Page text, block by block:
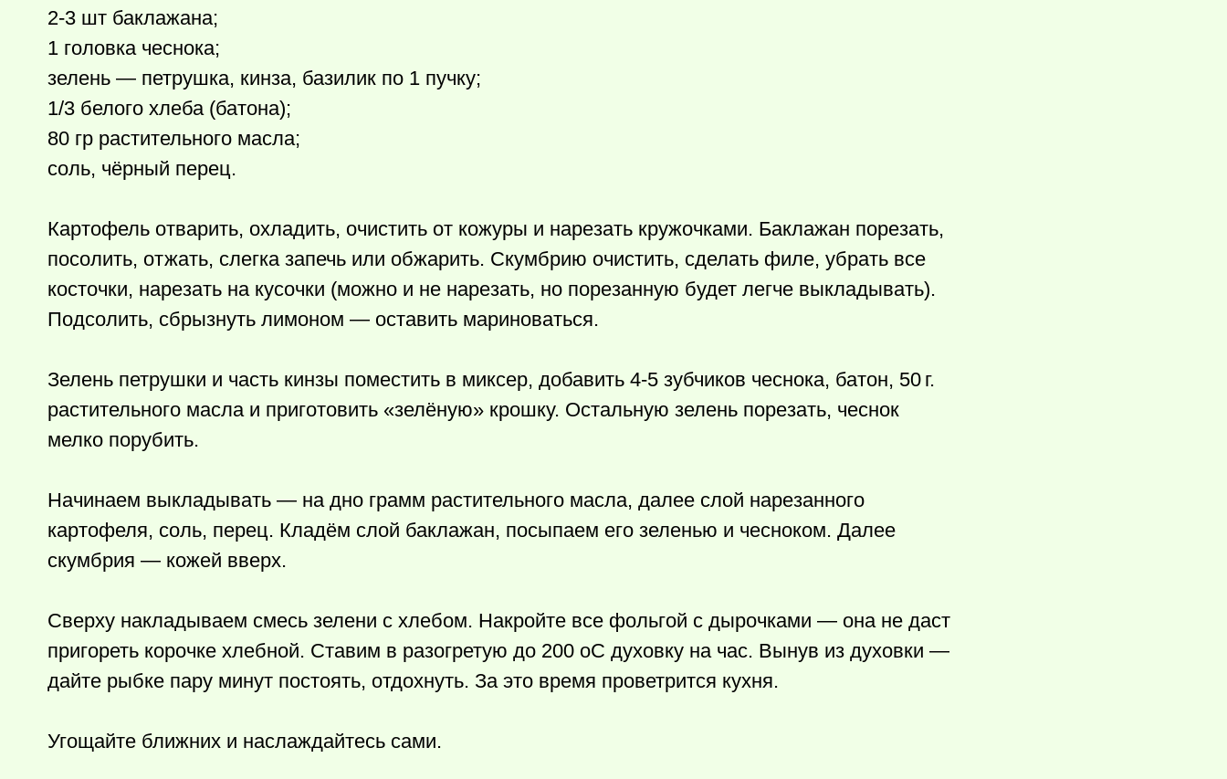
2-3 шт баклажана;
1 головка чеснока;
зелень — петрушка, кинза, базилик по 1 пучку;
1/3 белого хлеба (батона);
80 гр растительного масла;
соль, чёрный перец.
Картофель отварить, охладить, очистить от кожуры и нарезать кружочками. Баклажан порезать,
посолить, отжать, слегка запечь или обжарить. Скумбрию очистить, сделать филе, убрать все
косточки, нарезать на кусочки (можно и не нарезать, но порезанную будет легче выкладывать).
Подсолить, сбрызнуть лимоном — оставить мариноваться.
Зелень петрушки и часть кинзы поместить в миксер, добавить 4-5 зубчиков чеснока, батон, 50 г.
растительного масла и приготовить «зелёную» крошку. Остальную зелень порезать, чеснок
мелко порубить.
Начинаем выкладывать — на дно грамм растительного масла, далее слой нарезанного
картофеля, соль, перец. Кладём слой баклажан, посыпаем его зеленью и чесноком. Далее
скумбрия — кожей вверх.
Сверху накладываем смесь зелени с хлебом. Накройте все фольгой с дырочками — она не даст
пригореть корочке хлебной. Ставим в разогретую до 200 оС духовку на час. Вынув из духовки —
дайте рыбке пару минут постоять, отдохнуть. За это время проветрится кухня.
Угощайте ближних и наслаждайтесь сами.